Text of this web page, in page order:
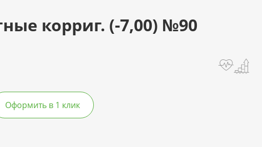
корриг. (-7,00) №90
Оформить в 1 клик